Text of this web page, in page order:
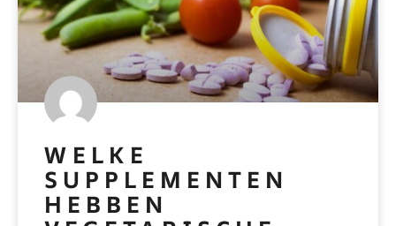
WELKE
SUPPLEMENTEN
HEBBEN